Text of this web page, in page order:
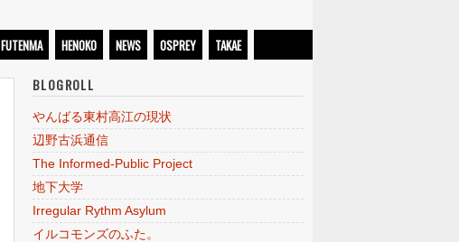
FUTENMA HENOKO NEWS OSPREY TAKAE
BLOGROLL
やんばる東村高江の現状
辺野古浜通信
The Informed-Public Project
地下大学
Irregular Rythm Asylum
イルコモンズのふた。